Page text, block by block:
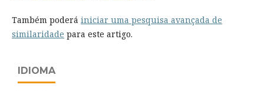
Também poderá iniciar uma pesquisa avançada de
similaridade para este artigo.
IDIOMA